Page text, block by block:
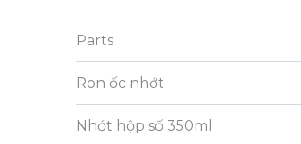
Parts
Ron ốc nhớt
Nhớt hộp số 350ml